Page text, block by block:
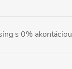
s 0% akontáciou